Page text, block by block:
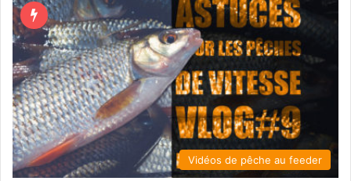
Vidéos de pêche au feeder